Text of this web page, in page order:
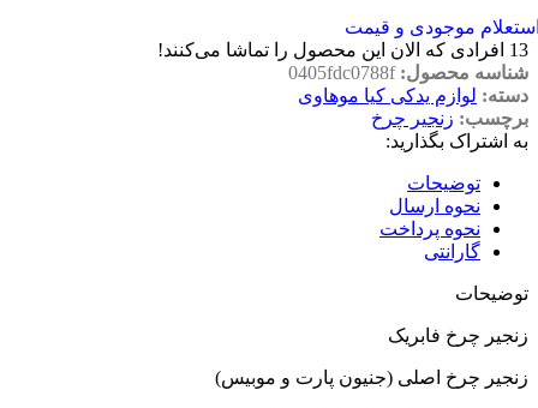
موجودی و قیمت
13 افرادی که الان این محصول را تماشا می‌کنند!
شناسه محصول:0405fdc0788f
دسته: لوازم یدکی کیا موهاوی
برچسب: زنجیر چرخ
به اشتراک بگذارید:
توضیحات
نحوه ارسال
نحوه پرداخت
گارانتی
توضیحات
زنجیر چرخ فابریک
زنجیر چرخ اصلی (جنیون پارت و موبیس)